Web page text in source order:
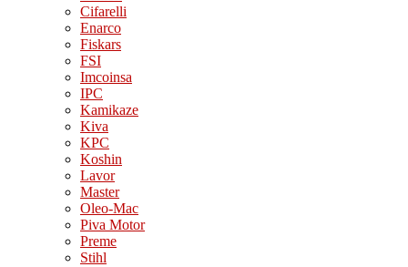
Cifarelli
Enarco
Fiskars
FSI
Imcoinsa
IPC
Kamikaze
Kiva
KPC
Koshin
Lavor
Master
Oleo-Mac
Piva Motor
Preme
Stihl